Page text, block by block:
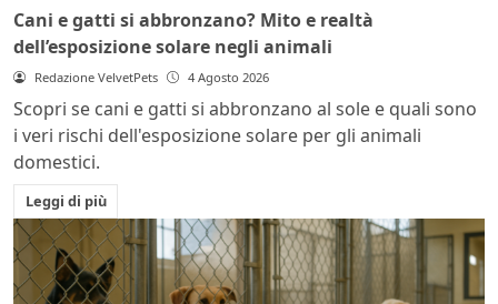
Cani e gatti si abbronzano? Mito e realtà
dell’esposizione solare negli animali
Redazione VelvetPets 4 Agosto 2026
Scopri se cani e gatti si abbronzano al sole e quali sono
i veri rischi dell'esposizione solare per gli animali
domestici.
Leggi di più